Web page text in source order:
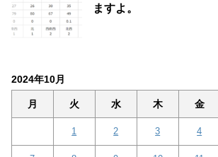
ますよ。
2024年10月
月 火 水 木 金
1 2 3 4